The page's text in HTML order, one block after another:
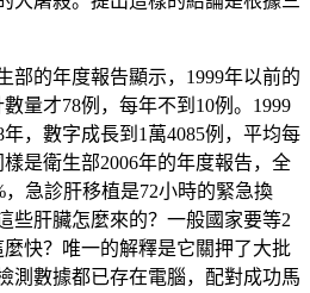
部的年度報告顯示，1999年以前的
量才78例，每年不到10例。1999
，數字成長到1萬4085例，平均每
是衛生部2006年的年度報告，全
，急診肝移植是72小時的緊急換
些肝臟怎麼來的？一般國家要等2
快？唯一的解釋是它關押了大批
測數據都已存在電腦，配對成功馬